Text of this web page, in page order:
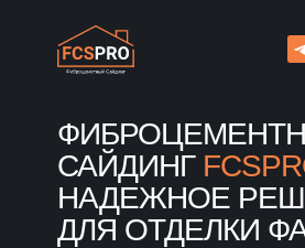
САЙДИНГ
НАДЕЖНОЕ
ДЛЯ ОТДЕЛКИ